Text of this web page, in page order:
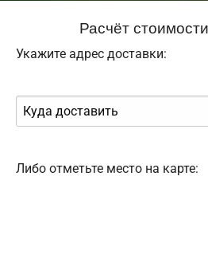
Расчёт
Укажите адрес доставки:
Либо отметьте место на карте: